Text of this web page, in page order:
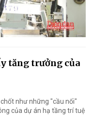
tăng trưởng của
như những "cầu nối"
của dự án hạ tầng trí tuệ